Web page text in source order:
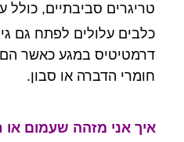
טריגרים סביבתיים, כולל
כלבים עלולים לפתח גם
דרמטיטיס במגע כאשר
חומרי הדברה או סבון.
איך אני מזהה שעמום